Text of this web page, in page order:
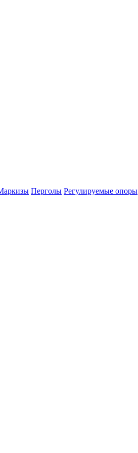
Перголы Регулируемые опоры